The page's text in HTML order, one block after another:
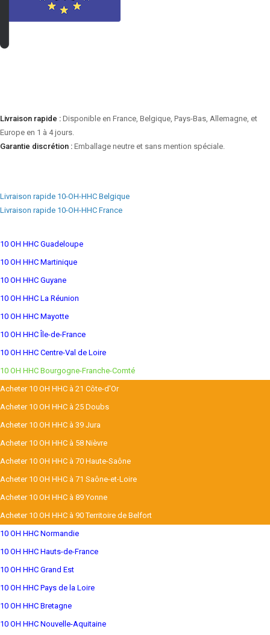
Livraison rapide : Disponible en France, Belgique, Pays-Bas, Allemagne, et
Europe en 1 à 4 jours.
Garantie discrétion : Emballage neutre et sans mention spéciale.
Livraison rapide 10-OH-HHC Belgique
Livraison rapide 10-OH-HHC France
10 OH HHC Guadeloupe
10 OH HHC Martinique
10 OH HHC Guyane
10 OH HHC La Réunion
10 OH HHC Mayotte
10 OH HHC Île-de-France
10 OH HHC Centre-Val de Loire
10 OH HHC Bourgogne-Franche-Comté
Acheter 10 OH HHC à 21 Côte-d'Or
Acheter 10 OH HHC à 25 Doubs
Acheter 10 OH HHC à 39 Jura
Acheter 10 OH HHC à 58 Nièvre
Acheter 10 OH HHC à 70 Haute-Saône
Acheter 10 OH HHC à 71 Saône-et-Loire
Acheter 10 OH HHC à 89 Yonne
Acheter 10 OH HHC à 90 Territoire de Belfort
10 OH HHC Normandie
10 OH HHC Hauts-de-France
10 OH HHC Grand Est
10 OH HHC Pays de la Loire
10 OH HHC Bretagne
10 OH HHC Nouvelle-Aquitaine